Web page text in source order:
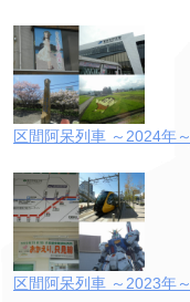
区間阿呆列車 ～2024年～
区間阿呆列車 ～2023年～